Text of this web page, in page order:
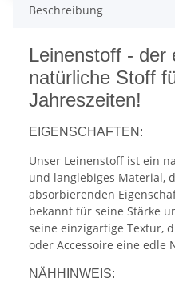
Beschreibung
Leinenstoff - der
natürliche Stoff
Jahreszeiten!
EIGENSCHAFTEN:
Unser Leinenstoff ist ein
und langlebiges Material,
absorbierenden
bekannt für seine Stärke
seine einzigartige Textur,
oder Accessoire eine edle
NÄHHINWEIS: